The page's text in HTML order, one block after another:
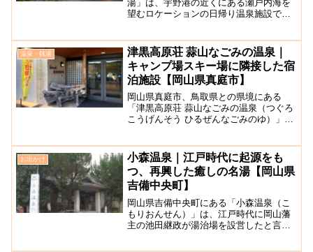
湯」は、宇野港の近くにある瀬戸内海を
望むロケーションの日帰り温泉施設で
ができることから、岡山県下でも有数の
人気温浴施設となっていま...
温泉・銭湯
津黒高原荘 蒜山なごみの温泉｜
キャンプ場スキー場に隣接した宿
泊施設【岡山県真庭市】
岡山県真庭市、鳥取県との県境にある
「津黒高原荘 蒜山なごみの温泉（つぐろ
こうげんそう ひるぜんなごみのゆ）」
も備えた温泉施設です。キャンプやスキ
ーでの日帰り入浴でも利用...
お出かけ
小森温泉｜江戸時代に起源をも
つ、再興した癒しの名湯【岡山県
吉備中央町】
岡山県吉備中央町にある「小森温泉（こ
もりおんせん）」は、江戸時代に岡山藩
主の池田継政が湯治場を設営したと言わ